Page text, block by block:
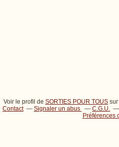
Voir le profil de SORTIES POUR TOUS
Contact
Signaler un abus C.G.U.
Préférences